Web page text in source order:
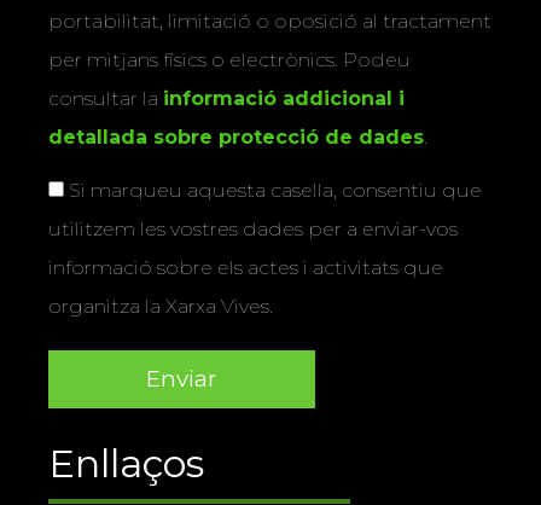
portabilitat, limitació o oposició al tractament
per mitjans físics o electrònics. Podeu
consultar la informació addicional i
detallada sobre protecció de dades.
Si marqueu aquesta casella, consentiu que
utilitzem les vostres dades per a enviar-vos
informació sobre els actes i activitats que
organitza la Xarxa Vives.
Enllaços